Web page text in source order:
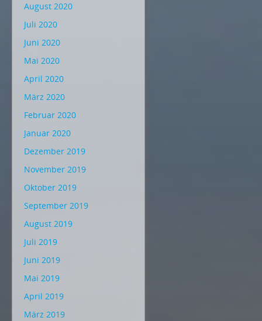
August 2020
Juli 2020
Juni 2020
Mai 2020
April 2020
März 2020
Februar 2020
Januar 2020
Dezember 2019
November 2019
Oktober 2019
September 2019
August 2019
Juli 2019
Juni 2019
Mai 2019
April 2019
März 2019